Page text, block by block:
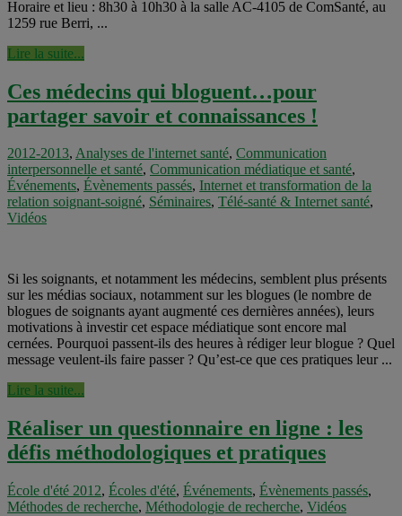
Horaire et lieu : 8h30 à 10h30 à la salle AC-4105 de ComSanté, au
1259 rue Berri, ...
Lire la suite...
Ces médecins qui bloguent…pour
partager savoir et connaissances !
2012-2013, Analyses de l'internet santé, Communication
interpersonnelle et santé, Communication médiatique et santé,
Événements, Évènements passés, Internet et transformation de la
relation soignant-soigné, Séminaires, Télé-santé & Internet santé,
Vidéos
Si les soignants, et notamment les médecins, semblent plus présents
sur les médias sociaux, notamment sur les blogues (le nombre de
blogues de soignants ayant augmenté ces dernières années), leurs
motivations à investir cet espace médiatique sont encore mal
cernées. Pourquoi passent-ils des heures à rédiger leur blogue ? Quel
message veulent-ils faire passer ? Qu’est-ce que ces pratiques leur ...
Lire la suite...
Réaliser un questionnaire en ligne : les
défis méthodologiques et pratiques
École d'été 2012, Écoles d'été, Événements, Évènements passés,
Méthodes de recherche, Méthodologie de recherche, Vidéos